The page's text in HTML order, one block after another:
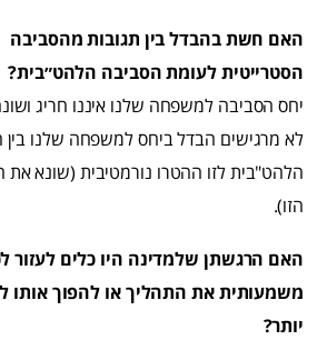
האם חשת בהבדל בין תגובות מהסביבה
הסטרייטית לעומת הסביבה הלהט״בית?
יחס הסביבה למשפחה שלנו איננו חריג
לא מרגישים הבדל ביחס למשפחה שלנו בין
הלהט"בית לזו ההטרו נורמטיבית (שונא את
הזו).
האם הרגשתן שלמדינה היו כלים לעזור
משמעותית את התהליך או להפוך אותו
יותר?